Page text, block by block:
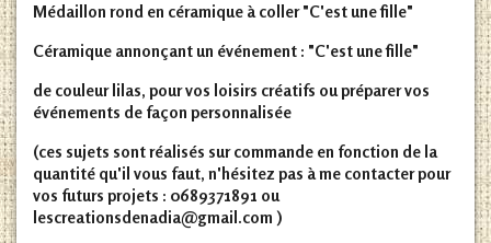
Médaillon rond en céramique à coller "C'est une fille"
Céramique annonçant un événement : "C'est une fille"
de couleur lilas, pour vos loisirs créatifs ou préparer vos
événements de façon personnalisée
(ces sujets sont réalisés sur commande en fonction de la
quantité qu'il vous faut, n'hésitez pas à me contacter pour
vos futurs projets : 0689371891 ou
lescreationsdenadia@gmail.com )